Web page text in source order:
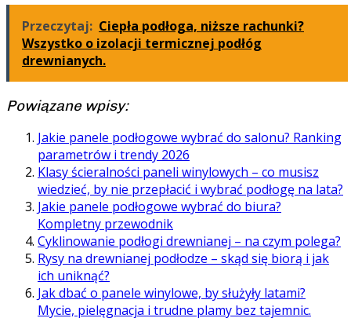
Przeczytaj: Ciepła podłoga, niższe rachunki?
Wszystko o izolacji termicznej podłóg
drewnianych.
Powiązane wpisy:
Jakie panele podłogowe wybrać do salonu? Ranking
parametrów i trendy 2026
Klasy ścieralności paneli winylowych – co musisz
wiedzieć, by nie przepłacić i wybrać podłogę na lata?
Jakie panele podłogowe wybrać do biura?
Kompletny przewodnik
Cyklinowanie podłogi drewnianej – na czym polega?
Rysy na drewnianej podłodze – skąd się biorą i jak
ich uniknąć?
Jak dbać o panele winylowe, by służyły latami?
Mycie, pielęgnacja i trudne plamy bez tajemnic.